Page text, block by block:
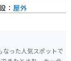
った人気スポットで
： 屋外